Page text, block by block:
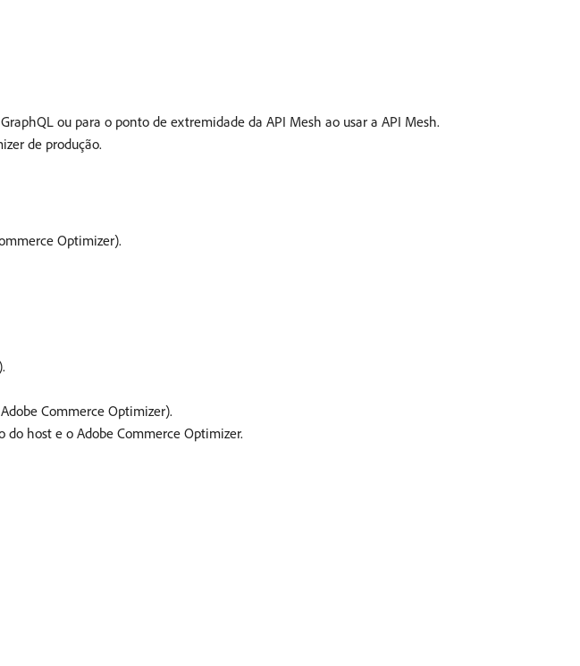
ou para o ponto de extremidade da API Mesh ao usar a API Mesh.
de produção.
Optimizer).
Commerce Optimizer).
host e o Adobe Commerce Optimizer.